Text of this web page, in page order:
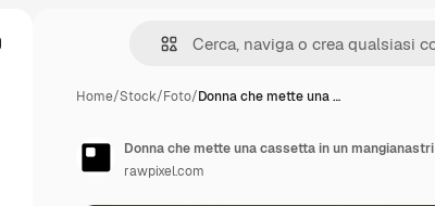
Home/Stock/Foto/Donna che mette una …
Donna che mette una cassetta in un mangianastri
rawpixel.com